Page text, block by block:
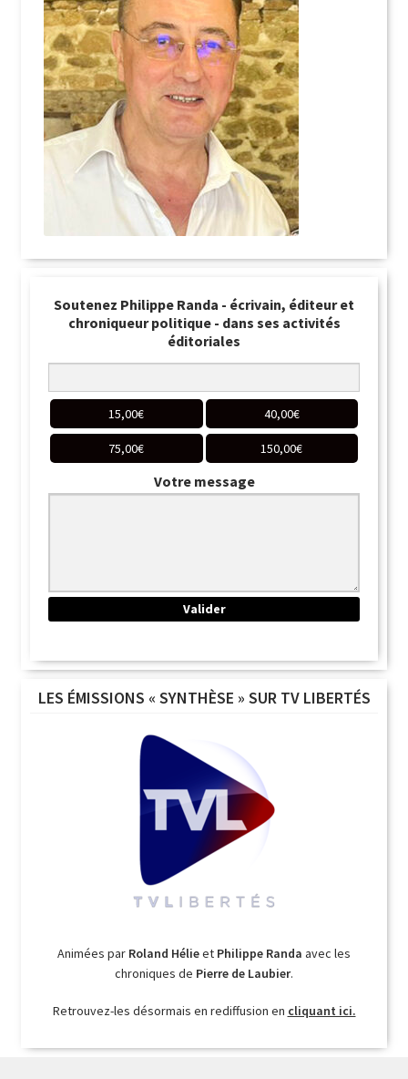
Soutenez Philippe Randa - écrivain, éditeur et
chroniqueur politique - dans ses activités
éditoriales
15,00€ 40,00€
75,00€ 150,00€
Votre message
LES ÉMISSIONS « SYNTHÈSE » SUR TV LIBERTÉS
Animées par Roland Hélieet Philippe Randa avec les
chroniques de Pierre de Laubier.
Retrouvez-les désormais en rediffusion en cliquant ici.